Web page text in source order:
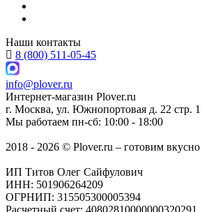
Наши контакты
8 (800) 511-05-45
info@plover.ru
Интернет-магазин Plover.ru
г. Москва, ул. Южнопортовая д. 22 стр. 1
Мы работаем пн-сб: 10:00 - 18:00
2018 - 2026 © Plover.ru – готовим
ИП Титов Олег Сайфулович
ИНН: 501906264209
ОГРНИП: 315505300005394
Расчетный счет: 40802810000000320291